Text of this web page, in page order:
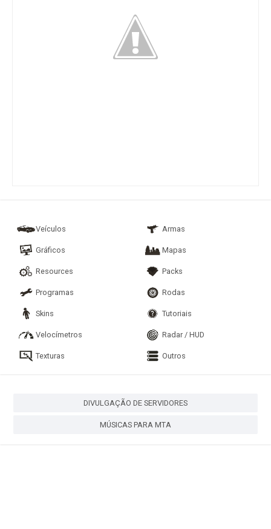
Veículos Armas
Gráficos Mapas
Resources Packs
Programas Rodas
Skins Tutoriais
Velocímetros Radar / HUD
Texturas Outros
DIVULGAÇÃO DE SERVIDORES
MÚSICAS PARA MTA